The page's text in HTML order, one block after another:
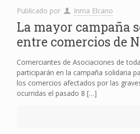
Publicado por Inma Elcano
La mayor campaña
entre comercios de
Comerciantes de Asociaciones de
participarán en la campaña solidaria
los comercios afectados por las
ocurridas el pasado 8 […]